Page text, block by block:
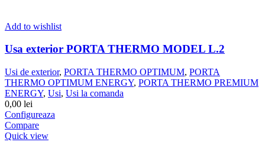
Add to wishlist
Usa exterior PORTA THERMO MODEL L.2
Usi de exterior, PORTA THERMO OPTIMUM, PORTA
THERMO OPTIMUM ENERGY, PORTA THERMO PREMIUM
ENERGY, Usi, Usi la comanda
0,00 lei
Configureaza
Compare
Quick view